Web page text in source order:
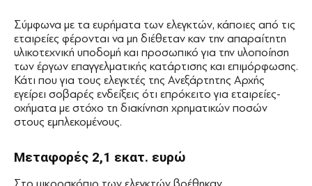
Σύμφωνα με τα ευρήματα των ελεγκτών, κάποιες από τις
εταιρείες φέρονται να μη διέθεταν καν την απαραίτητη
υλικοτεχνική υποδομή και προσωπικό για την υλοποίηση
των έργων επαγγελματικής κατάρτισης και επιμόρφωσης.
Κάτι που για τους ελεγκτές της Ανεξάρτητης Αρχής
εγείρει σοβαρές ενδείξεις ότι επρόκειτο για εταιρείες-
οχήματα με στόχο τη διακίνηση χρηματικών ποσών
στους εμπλεκομένους.
Μεταφορές 2,1 εκατ. ευρώ